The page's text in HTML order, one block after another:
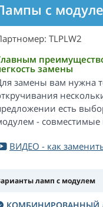
с
TLPLW2
замены
замены вам нужна
есть
-
ВИДЕО - как
ламп с модулем